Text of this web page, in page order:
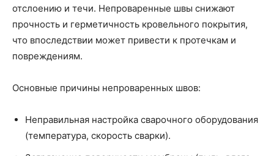
отслоению и течи. Непроваренные швы снижают
прочность и герметичность кровельного покрытия,
что впоследствии может привести к протечкам и
повреждениям.
Основные причины непроваренных швов:
Неправильная настройка сварочного оборудования
(температура, скорость сварки).